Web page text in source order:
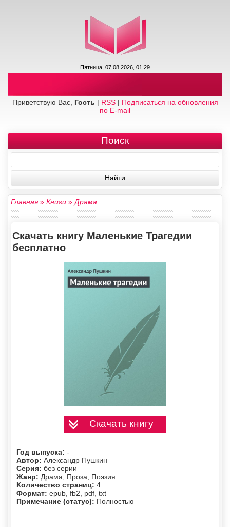
Пятница, 07.08.2026, 01:29
Приветствую Вас, Гость | RSS| Подписаться на обновления
по E-mail
Поиск
Главная» Книги »Драма
Скачать книгу Маленькие Трагедии
бесплатно
Скачать книгу
Год выпуска: -
Автор: Александр Пушкин
Серия: без серии
Жанр: Драма, Проза, Поэзия
Количество страниц: 4
Формат: epub, fb2, pdf, txt
Примечание (статус): Полностью